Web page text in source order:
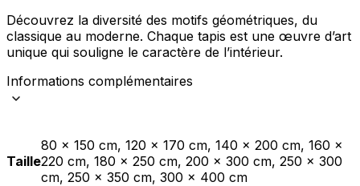
Découvrez la diversité des motifs géométriques, du
classique au moderne. Chaque tapis est une œuvre d’art
unique qui souligne le caractère de l’intérieur.
Informations complémentaires
Taille
80 x 150 cm, 120 x 170 cm, 140 x 200 cm, 160 x
220 cm, 180 x 250 cm, 200 x 300 cm, 250 x 300
cm, 250 x 350 cm, 300 x 400 cm